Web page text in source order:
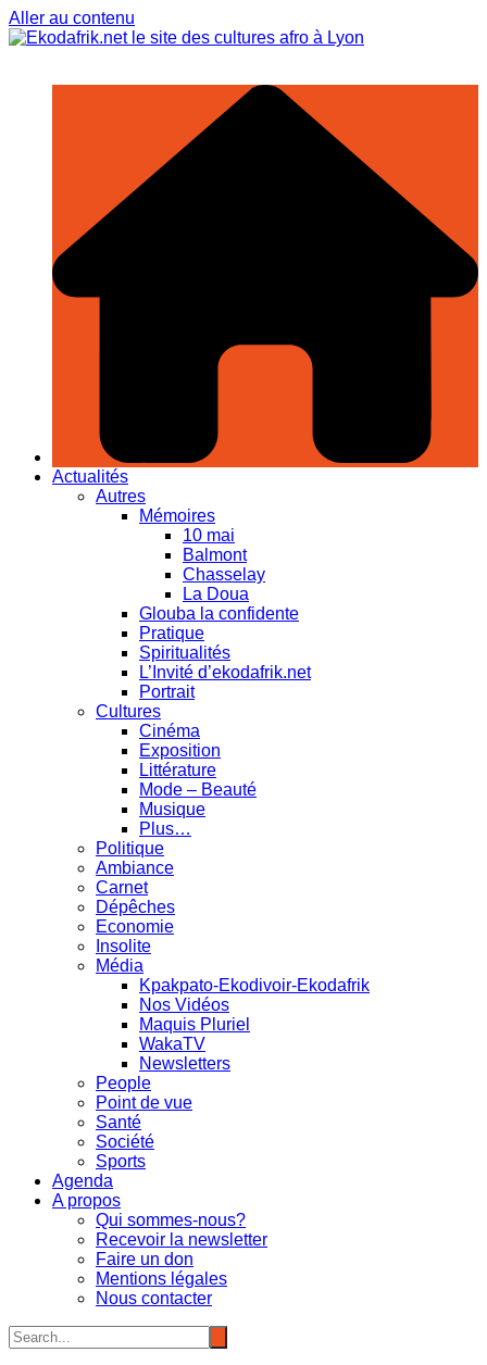
Aller au contenu
Actualités
Autres
Mémoires
10 mai
Balmont
Chasselay
La Doua
Glouba la confidente
Pratique
Spiritualités
L’Invité d’ekodafrik.net
Portrait
Cultures
Cinéma
Exposition
Littérature
Mode – Beauté
Musique
Plus…
Politique
Ambiance
Carnet
Dépêches
Economie
Insolite
Média
Kpakpato-Ekodivoir-Ekodafrik
Nos Vidéos
Maquis Pluriel
WakaTV
Newsletters
People
Point de vue
Santé
Société
Sports
Agenda
A propos
Qui sommes-nous?
Recevoir la newsletter
Faire un don
Mentions légales
Nous contacter